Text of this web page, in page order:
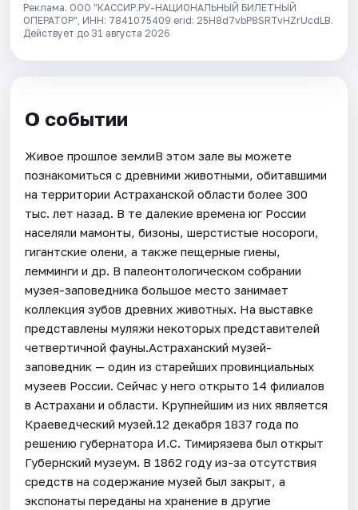
Реклама. ООО "КАССИР.РУ-НАЦИОНАЛЬНЫЙ БИЛЕТНЫЙ
ОПЕРАТОР", ИНН: 7841075409 erid: 25H8d7vbP8SRTvHZrUcdLB.
Действует до 31 августа 2026
О событии
Живое прошлое землиВ этом зале вы можете
познакомиться с древними животными, обитавшими
на территории Астраханской области более 300
тыс. лет назад. В те далекие времена юг России
населяли мамонты, бизоны, шерстистые носороги,
гигантские олени, а также пещерные гиены,
лемминги и др. В палеонтологическом собрании
музея-заповедника большое место занимает
коллекция зубов древних животных. На выставке
представлены муляжи некоторых представителей
четвертичной фауны.Астраханский музей-
заповедник — один из старейших провинциальных
музеев России. Сейчас у него открыто 14 филиалов
в Астрахани и области. Крупнейшим из них является
Краеведческий музей.12 декабря 1837 года по
решению губернатора И.С. Тимирязева был открыт
Губернский музеум. В 1862 году из-за отсутствия
средств на содержание музей был закрыт, а
экспонаты переданы на хранение в другие